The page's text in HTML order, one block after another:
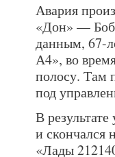
Авария
«Дон» —
данным, 67-
А4», во
полосу. Там
под
В
и скончался
«Лады